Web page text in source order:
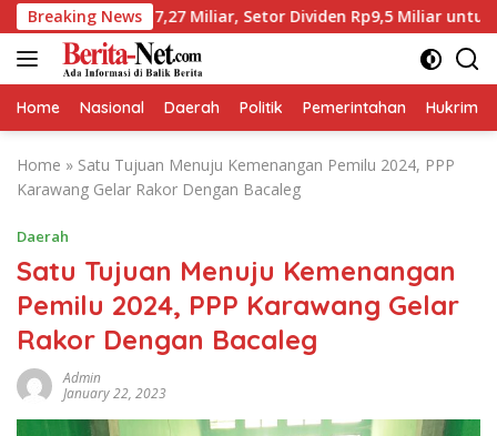
Skip
to
content
Breaking News
Rp17,27 Miliar, Setor Dividen Rp9,5 Miliar untuk PAD
Home Nasional Daerah Politik Pemerintahan Hukrim
Home » Satu Tujuan Menuju Kemenangan Pemilu 2024, PPP
Karawang Gelar Rakor Dengan Bacaleg
Daerah
Satu Tujuan Menuju Kemenangan
Pemilu 2024, PPP Karawang Gelar
Rakor Dengan Bacaleg
Admin
January 22, 2023